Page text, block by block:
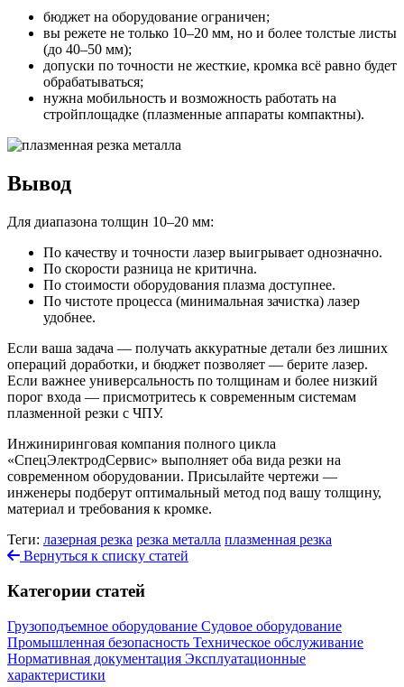
бюджет на оборудование ограничен;
вы режете не только 10–20 мм, но и более толстые листы
(до 40–50 мм);
допуски по точности не жесткие, кромка всё равно будет
обрабатываться;
нужна мобильность и возможность работать на
стройплощадке (плазменные аппараты компактны).
Вывод
Для диапазона толщин 10–20 мм:
По качеству и точности лазер выигрывает однозначно.
По скорости разница не критична.
По стоимости оборудования плазма доступнее.
По чистоте процесса (минимальная зачистка) лазер
удобнее.
Если ваша задача — получать аккуратные детали без лишних
операций доработки, и бюджет позволяет — берите лазер.
Если важнее универсальность по толщинам и более низкий
порог входа — присмотритесь к современным системам
плазменной резки с ЧПУ.
Инжиниринговая компания полного цикла
«СпецЭлектродСервис» выполняет оба вида резки на
современном оборудовании. Присылайте чертежи —
инженеры подберут оптимальный метод под вашу толщину,
материал и требования к кромке.
Теги: лазерная резка резка металла плазменная резка
Вернуться к списку статей
Категории статей
Грузоподъемное оборудование Судовое оборудование
Промышленная безопасность Техническое обслуживание
Нормативная документация Эксплуатационные
характеристики